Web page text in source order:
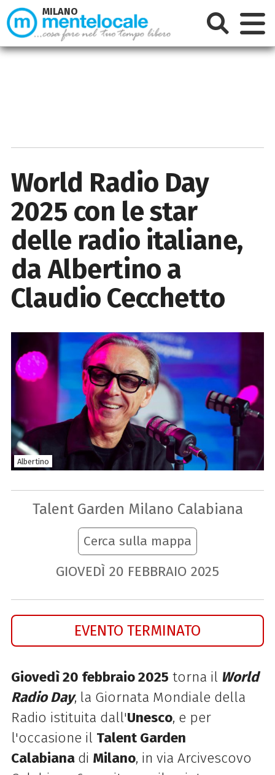
World Radio Day
2025 con le star
delle radio italiane,
da Albertino a
Claudio Cecchetto
Albertino
Talent Garden Milano Calabiana
Cerca sulla mappa
GIOVEDÌ 20 FEBBRAIO 2025
EVENTO TERMINATO
Giovedì 20 febbraio 2025 torna il World
Radio Day, la Giornata Mondiale della
Radio istituita dall'Unesco, e per
l'occasione il Talent Garden
Calabiana di Milano, in via Arcivescovo
MILANO